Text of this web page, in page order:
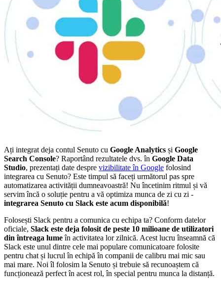
Ați integrat deja contul Senuto cu Google Analytics și Google
Search Console? Raportând rezultatele dvs. în Google Data
Studio, prezentați date despre vizibilitate în Google folosind
integrarea cu Senuto? Este timpul să faceți următorul pas spre
automatizarea activității dumneavoastră! Nu încetinim ritmul și vă
servim încă o soluție pentru a vă optimiza munca de zi cu zi -
integrarea Senuto cu Slack este acum disponibilă!
Folosești Slack pentru a comunica cu echipa ta? Conform datelor
oficiale, Slack este deja folosit de peste 10 milioane de utilizatori
din întreaga lumeîn activitatea lor zilnică. Acest lucru înseamnă că
Slack este unul dintre cele mai populare comunicatoare folosite
pentru chat și lucrul în echipă în companii de calibru mai mic sau
mai mare. Noi îl folosim la Senuto și trebuie să recunoaștem că
funcționează perfect în acest rol, în special pentru munca la distanță.